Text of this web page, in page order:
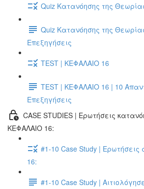
Quiz Κατανόησης της
Quiz Κατανόησης της
Επεξηγήσεις
TEST | ΚΕΦΑΛΑΙΟ 16
TEST | ΚΕΦΑΛΑΙΟ 16 | 10
Επεξηγήσεις
CASE STUDIES | Ερωτήσεις
ΚΕΦΑΛΑΙΟ 16:
#1-10 Case Study |
16:
#1-10 Case Study |